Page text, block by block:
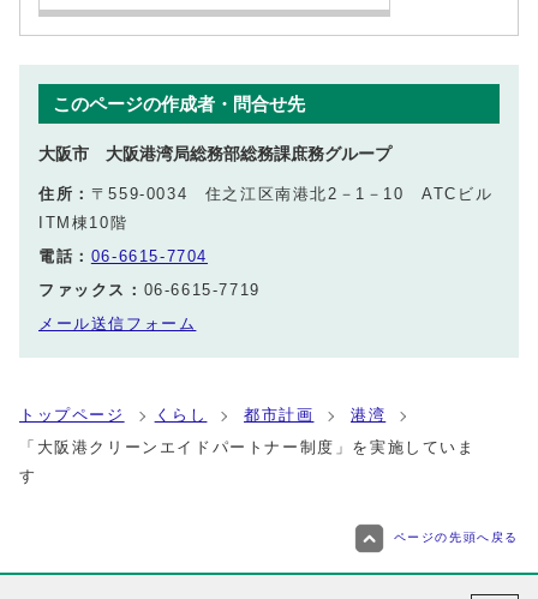
このページの作成者・問合せ先
大阪市 大阪港湾局総務部総務課庶務グループ
住所： 〒559-0034 住之江区南港北2－1－10 ATCビル
ITM棟10階
電話： 06-6615-7704
ファックス： 06-6615-7719
メール送信フォーム
トップページ くらし 都市計画
港湾
「大阪港クリーンエイドパートナー制度」を実施していま
す
ページの先頭へ戻る